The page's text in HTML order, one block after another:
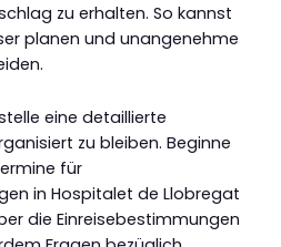
zu erhalten. So kannst
planen und unangenehme
eine detaillierte
zu bleiben. Beginne
für
in Hospitalet de Llobregat
die Einreisebestimmungen